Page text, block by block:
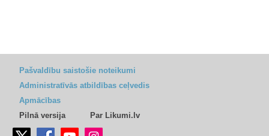
Pašvaldību saistošie noteikumi
Administratīvās atbildības ceļvedis
Apmācības
Pilnā versija
Par Likumi.lv